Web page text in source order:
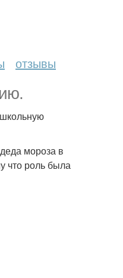
отзывы
мороза в
что роль была